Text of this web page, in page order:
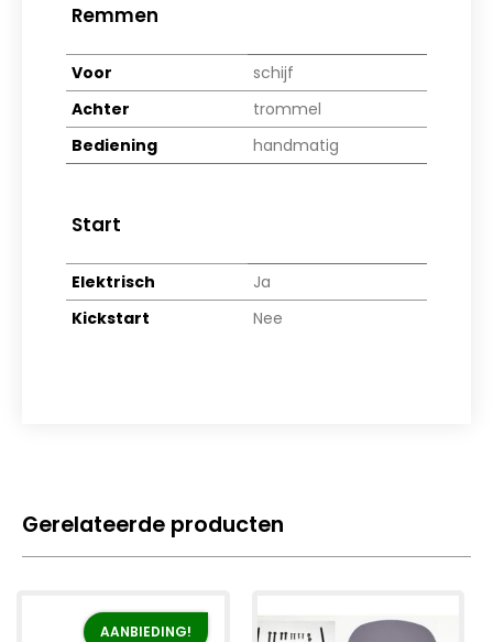
Remmen
Voor
schijf
Achter
trommel
Bediening
handmatig
Start
Elektrisch
Ja
Kickstart
Nee
Gerelateerde producten
AANBIEDING!